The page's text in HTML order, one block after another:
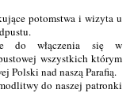
potomstwa i wizyta u
do włączenia się w
wszystkich którym
Polski nad naszą Parafią.
do naszej patronki